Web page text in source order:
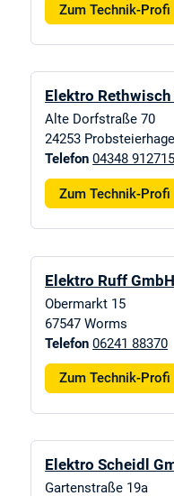
Zum Technik-Profi
Elektro Rethwisch
Alte Dorfstraße 70
24253
Telefon 04348 912715
Zum Technik-Profi
Elektro Ruff GmbH
Obermarkt 15
67547 Worms
Telefon 06241 88370
Zum Technik-Profi
Elektro Scheidl
Gartenstraße 19a